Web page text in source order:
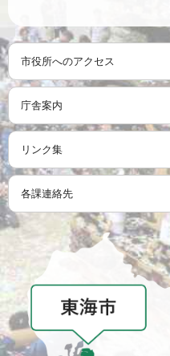
市役所へのアクセス
庁舎案内
リンク集
各課連絡先